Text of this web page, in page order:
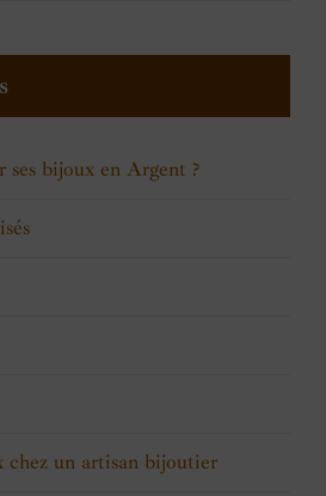
bijoux en Argent ?
chez un artisan bijoutier